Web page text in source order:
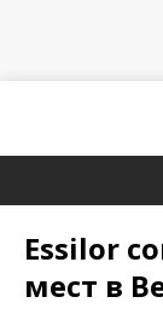
Essilor
мест в